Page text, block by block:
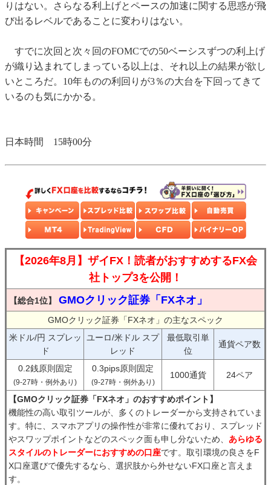
りはない。さらなる利上げとペースの加速に関する思惑が飛
び出るレベルであることに変わりはない。
すでに次回と次々回のFOMCでの50ベーシスずつの利上げ
が織り込まれてしまっている以上は、それ以上の結果が欲し
いところだ。10年ものの利回りが3％の大台を下回ってきて
いるのも気にかかる。
日本時間 15時00分
【2026年8月】ザイFX！読者がおすすめするFX会
社トップ3を公開！
【総合1位】 GMOクリック証券「FXネオ」
GMOクリック証券「FXネオ」の主なスペック
米ドル/円 スプレッ
ド
ユーロ/米ドル スプ
レッド
最低取引単
位
通貨ペア数
0.2銭原則固定
(9-27時・例外あり)
0.3pips原則固定
(9-27時・例外あり)
1000通貨 24ペア
【GMOクリック証券「FXネオ」のおすすめポイント】
機能性の高い取引ツールが、多くのトレーダーから支持されていま
す。特に、スマホアプリの操作性が非常に優れており、スプレッド
やスワップポイントなどのスペック面も申し分ないため、 あらゆる
スタイルのトレーダーにおすすめの口座です。取引環境の良さをF
X口座選びで優先するなら、選択肢から外せないFX口座と言えま
す。